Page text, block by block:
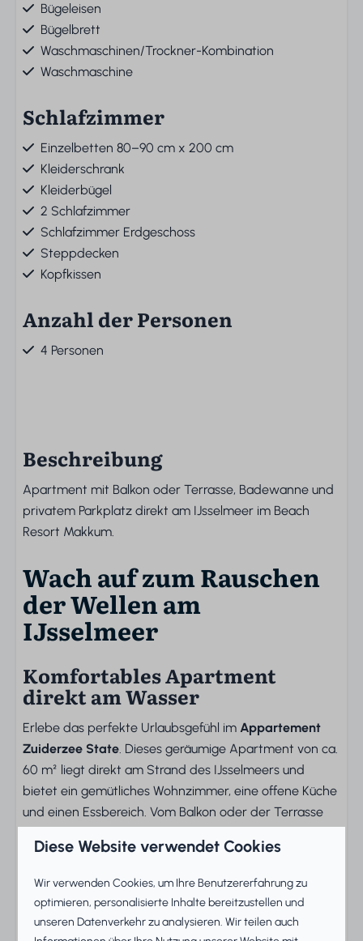
Bügeleisen
Bügelbrett
Waschmaschinen/Trockner-Kombination
Waschmaschine
Schlafzimmer
Einzelbetten 80–90 cm x 200 cm
Kleiderschrank
Kleiderbügel
2 Schlafzimmer
Schlafzimmer Erdgeschoss
Steppdecken
Kopfkissen
Anzahl der Personen
4 Personen
Beschreibung
Apartment mit Balkon oder Terrasse, Badewanne und
privatem Parkplatz direkt am IJsselmeer im Beach
Resort Makkum.
Wach auf zum Rauschen
der Wellen am
IJsselmeer
Komfortables Apartment
direkt am Wasser
Erlebe das perfekte Urlaubsgefühl im Appartement
Zuiderzee State. Dieses geräumige Apartment von ca.
60 m² liegt direkt am Strand des IJsselmeers und
bietet ein gemütliches Wohnzimmer, eine offene Küche
und einen Essbereich. Vom Balkon oder der Terrasse
herrlichen Blick über das Wasser.
Entspannter Aufenthalt mit
allem Komfort
Diese Website verwendet Cookies
Wir verwenden Cookies, um Ihre Benutzererfahrung zu
optimieren, personalisierte Inhalte bereitzustellen und
unseren Datenverkehr zu analysieren. Wir teilen auch